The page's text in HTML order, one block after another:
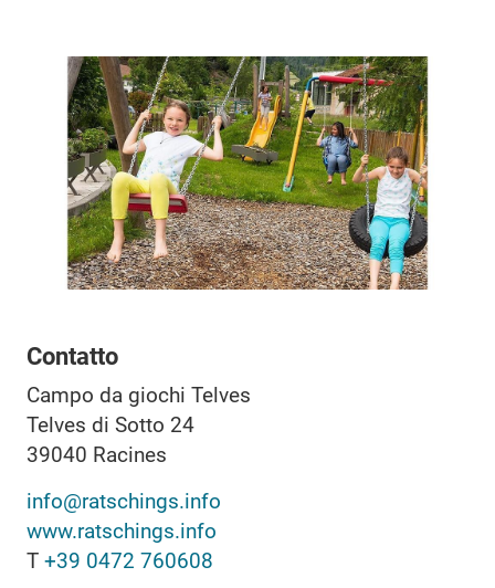
Contatto
Campo da giochi Telves
Telves di Sotto 24
39040 Racines
info@ratschings.info
www.ratschings.info
T +39 0472 760608